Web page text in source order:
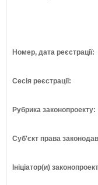
Номер, дата реєстрації:
Сесія реєстрації:
Рубрика законопроекту:
Суб'єкт права
Ініціатор(и)